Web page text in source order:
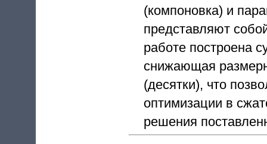
(компоновка) и
представляют
работе построена
снижающая
(десятки), что
оптимизации в
решения